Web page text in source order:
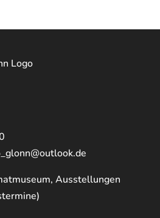
Ausstellungen